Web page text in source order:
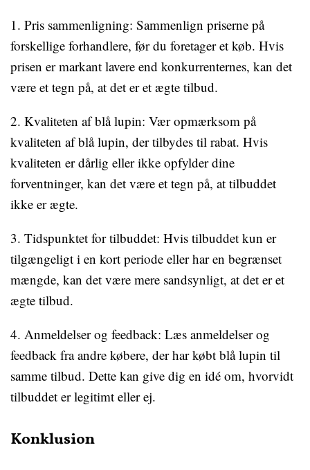
1. Pris sammenligning: Sammenlign priserne på
forskellige forhandlere, før du foretager et køb. Hvis
prisen er markant lavere end konkurrenternes, kan det
være et tegn på, at det er et ægte tilbud.
2. Kvaliteten af blå lupin: Vær opmærksom på
kvaliteten af ​​blå lupin, der tilbydes til rabat. Hvis
kvaliteten er dårlig eller ikke opfylder dine
forventninger, kan det være et tegn på, at tilbuddet
ikke er ægte.
3. Tidspunktet for tilbuddet: Hvis tilbuddet kun er
tilgængeligt i en kort periode eller har en begrænset
mængde, kan det være mere sandsynligt, at det er et
ægte tilbud.
4. Anmeldelser og feedback: Læs anmeldelser og
feedback fra andre købere, der har købt blå lupin til
samme tilbud. Dette kan give dig en idé om, hvorvidt
tilbuddet er legitimt eller ej.
Konklusion